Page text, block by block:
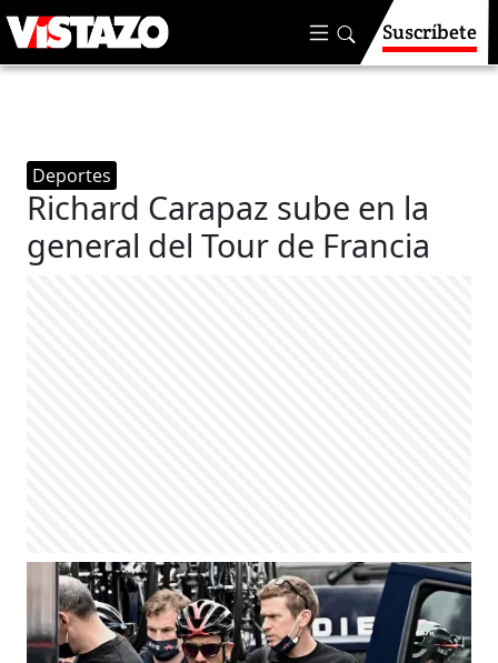
Suscríbete
Deportes
Richard Carapaz sube en la
general del Tour de Francia